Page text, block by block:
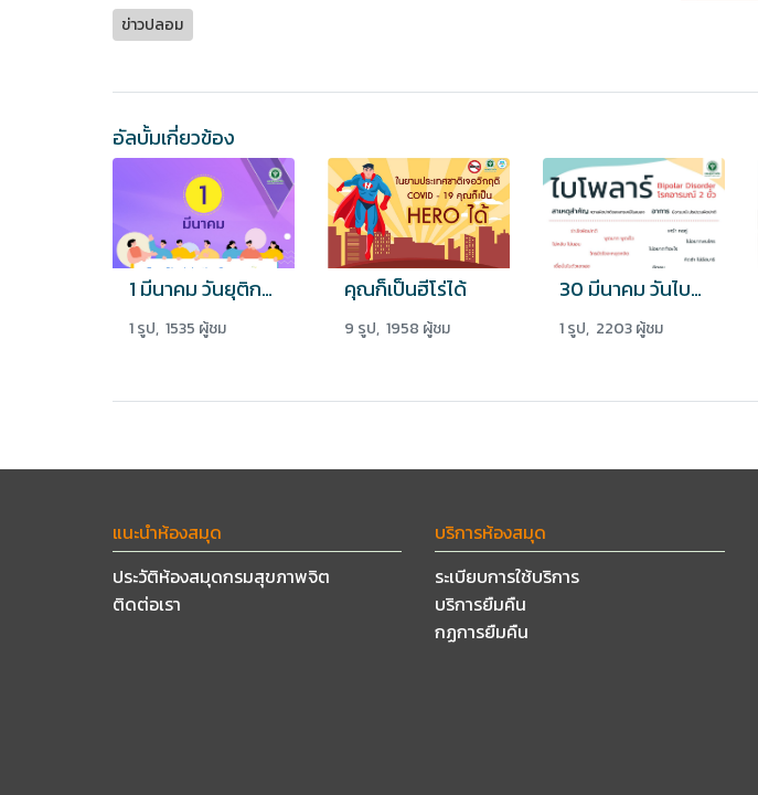
ข่าวปลอม
อัลบั้มเกี่ยวข้อง
1 มีนาคม วันยุติการเลือกปฏิบัติ
1 รูป, 1535 ผู้ชม
คุณก็เป็นฮีโร่ได้
9 รูป, 1958 ผู้ชม
30 มีนาคม วันไบโพลาร์โลก World Bipolar Day
1 รูป, 2203 ผู้ชม
แนะนำห้องสมุด
ประวัติห้องสมุดกรมสุขภาพจิต
ติดต่อเรา
บริการห้องสมุด
ระเบียบการใช้บริการ
บริการยืมคืน
กฏการยืมคืน